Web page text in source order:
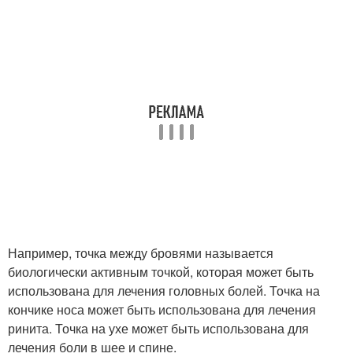
Например, точка между бровями называется
биологически активным точкой, которая может быть
использована для лечения головных болей. Точка на
кончике носа может быть использована для лечения
ринита. Точка на ухе может быть использована для
лечения боли в шее и спине.